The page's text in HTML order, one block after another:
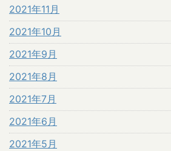
2021年11月
2021年10月
2021年9月
2021年8月
2021年7月
2021年6月
2021年5月